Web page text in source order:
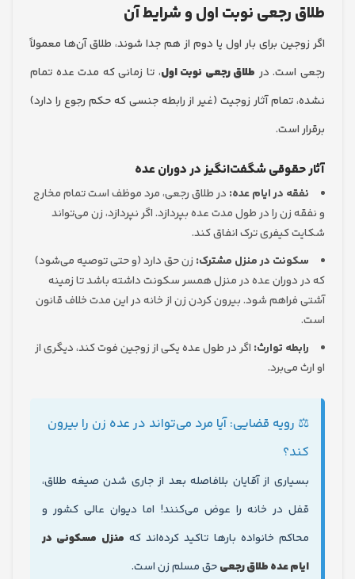
رجعی نوبت اول و شرایط آن
برای بار اول یا دوم از هم جدا شوند، طلاق آن‌ها معمولاً
است. درطلاق رجعی نوبت اول، تا زمانی که مدت عده تمام
تمام آثار زوجیت (غیر از رابطه جنسی که حکم رجوع را دارد)
حقوقی شگفت‌انگیز در دوران عده
در ایام عده: در طلاق رجعی، مرد موظف است تمام مخارج
زن را در طول مدت عده بپردازد. اگر نپردازد، زن می‌تواند
کیفری ترک انفاق کند.
در منزل مشترک:زن حق دارد (و حتی توصیه می‌شود)
دوران عده در منزل همسر سکونت داشته باشد تا زمینه
شود. بیرون کردن زن از خانه در این مدت خلاف قانون
توارث:اگر در طول عده یکی از زوجین فوت کند، دیگری از
می‌برد.
قضایی: آیا مرد می‌تواند در عده زن را بیرون
از آقایان بلافاصله بعد از جاری شدن صیغه طلاق،
در خانه را عوض می‌کنند! اما دیوان عالی کشور و
خانواده بارها تاکید کرده‌اند کهمنزل مسکونی در
عده طلاق رجعیحق مسلم زن است.